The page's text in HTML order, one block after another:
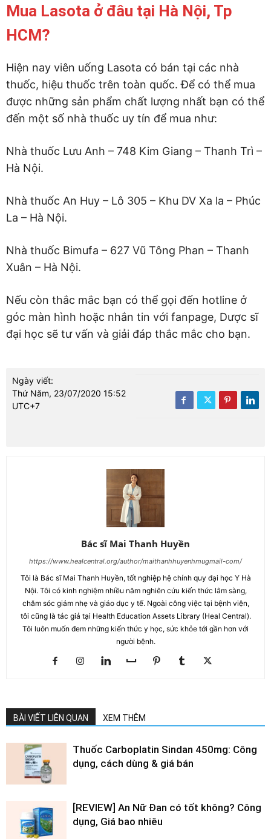
Mua Lasota ở đâu tại Hà Nội, Tp
HCM?
Hiện nay viên uống Lasota có bán tại các nhà
thuốc, hiệu thuốc trên toàn quốc. Để có thể mua
được những sản phẩm chất lượng nhất bạn có thể
đến một số nhà thuốc uy tín để mua như:
Nhà thuốc Lưu Anh – 748 Kim Giang – Thanh Trì –
Hà Nội.
Nhà thuốc An Huy – Lô 305 – Khu DV Xa la – Phúc
La – Hà Nội.
Nhà thuốc Bimufa – 627 Vũ Tông Phan – Thanh
Xuân – Hà Nội.
Nếu còn thắc mắc bạn có thể gọi đến hotline ở
góc màn hình hoặc nhắn tin với fanpage, Dược sĩ
đại học sẽ tư vấn và giải đáp thắc mắc cho bạn.
Ngày viết:
Thứ Năm, 23/07/2020 15:52
UTC+7
Bác sĩ Mai Thanh Huyền
https://www.healcentral.org/author/maithanhhuyenhmugmail-com/
Tôi là Bác sĩ Mai Thanh Huyền, tốt nghiệp hệ chính quy đại học Y Hà
Nội. Tôi có kinh nghiệm nhiều năm nghiên cứu kiến thức lâm sàng,
chăm sóc giảm nhẹ và giáo dục y tế. Ngoài công việc tại bệnh viện,
tôi cũng là tác giả tại Health Education Assets Library (Heal Central).
Tôi luôn muốn đem những kiến thức y học, sức khỏe tới gần hơn với
người bệnh.
BÀI VIẾT LIÊN QUAN XEM THÊM
Thuốc Carboplatin Sindan 450mg: Công
dụng, cách dùng & giá bán
[REVIEW] An Nữ Đan có tốt không? Công
dụng, Giá bao nhiêu